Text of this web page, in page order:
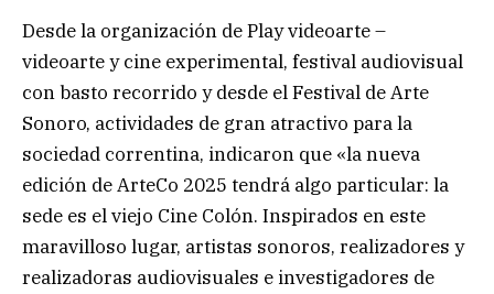
Desde la organización de Play videoarte –
videoarte y cine experimental, festival audiovisual
con basto recorrido y desde el Festival de Arte
Sonoro, actividades de gran atractivo para la
sociedad correntina, indicaron que «la nueva
edición de ArteCo 2025 tendrá algo particular: la
sede es el viejo Cine Colón. Inspirados en este
maravilloso lugar, artistas sonoros, realizadores y
realizadoras audiovisuales e investigadores de